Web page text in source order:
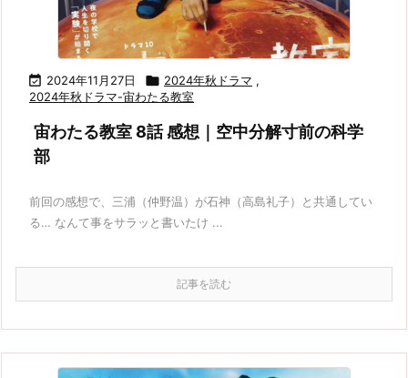
 2024年11月27日  2024年秋ドラマ ,
2024年秋ドラマ-宙わたる教室
宙わたる教室 8話 感想｜空中分解寸前の科学
部
前回の感想で、三浦（仲野温）が石神（高島礼子）と共通してい
る… なんて事をサラッと書いたけ ...
記事を読む